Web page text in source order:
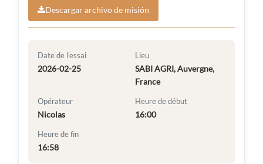
Descargar archivo de misión
Date de l'essai
2026-02-25
Lieu
SABI AGRI, Auvergne,
France
Opérateur
Nicolas
Heure de début
16:00
Heure de fin
16:58